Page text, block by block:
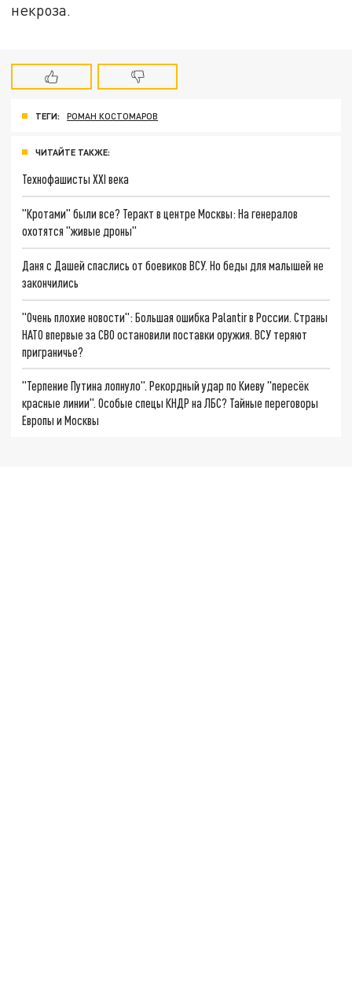
некроза.
ТЕГИ: РОМАН КОСТОМАРОВ
ЧИТАЙТЕ ТАКЖЕ:
Технофашисты XXI века
"Кротами" были все? Теракт в центре Москвы: На генералов
охотятся "живые дроны"
Даня с Дашей спаслись от боевиков ВСУ. Но беды для малышей не
закончились
"Очень плохие новости": Большая ошибка Palantir в России. Страны
НАТО впервые за СВО остановили поставки оружия. ВСУ теряют
приграничье?
"Терпение Путина лопнуло". Рекордный удар по Киеву "пересёк
красные линии". Особые спецы КНДР на ЛБС? Тайные переговоры
Европы и Москвы